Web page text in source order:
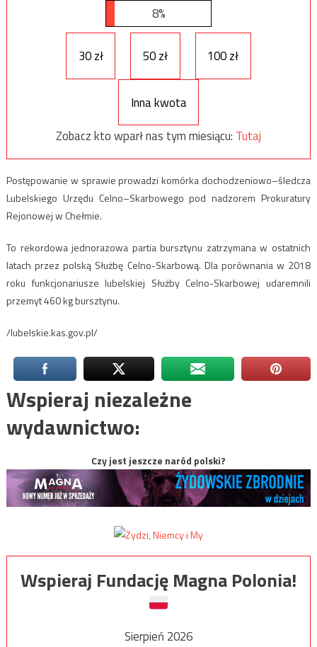
8%
30 zł 50 zł 100 zł
Inna kwota
Zobacz kto wparł nas tym miesiącu: Tutaj
Postępowanie w sprawie prowadzi komórka dochodzeniowo–śledcza
Lubelskiego Urzędu Celno–Skarbowego pod nadzorem Prokuratury
Rejonowej w Chełmie.
To rekordowa jednorazowa partia bursztynu zatrzymana w ostatnich
latach przez polską Służbę Celno-Skarbową. Dla porównania w 2018
roku funkcjonariusze lubelskiej Służby Celno-Skarbowej udaremnili
przemyt 460 kg bursztynu.
/lubelskie.kas.gov.pl/
Wspieraj niezależne
wydawnictwo:
Czy jest jeszcze naród polski?
Wspieraj Fundację Magna Polonia!
Sierpień 2026